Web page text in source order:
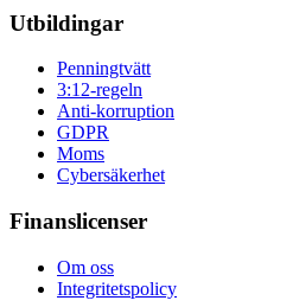
Utbildingar
Penningtvätt
3:12-regeln
Anti-korruption
GDPR
Moms
Cybersäkerhet
Finanslicenser
Om oss
Integritetspolicy